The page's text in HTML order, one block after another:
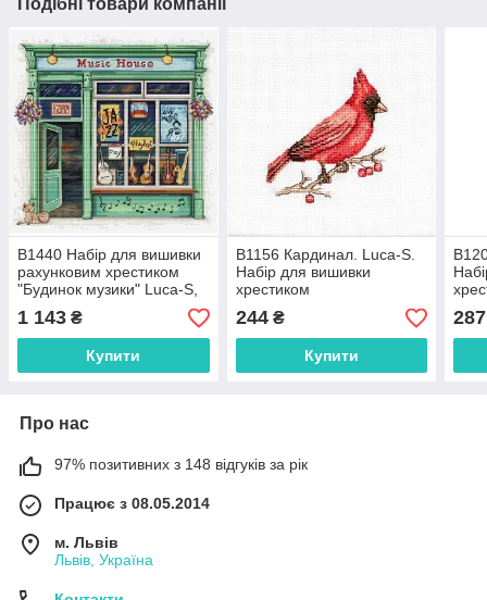
B1440 Набір для вишивки
рахунковим хрестиком
"Будинок музики" Luca-S,
Aida 16 ct
1 143 ₴
Купити
B1156 Кардинал. Luca-S.
Набір для вишивки
хрестиком
244₴
Купити
287
Про нас
97% позитивних з 148 відгуків за рік
Працює з 08.05.2014
м. Львів
Львів, Україна